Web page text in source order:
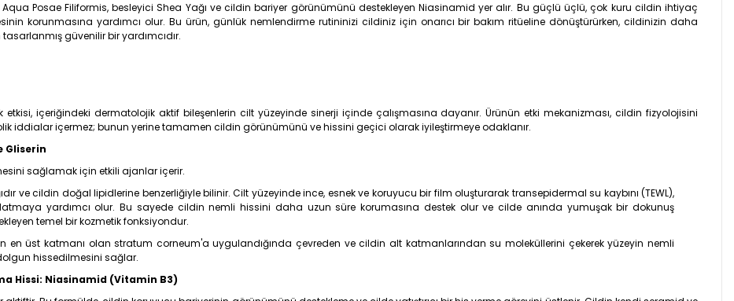
Posae Filiformis, besleyici Shea Yağı ve cildin bariyer görünümünü destekleyen Niasinamid yer alır. Bu güçlü üçlü, çok kuru cildin ihtiyaç
korunmasına yardımcı olur. Bu ürün, günlük nemlendirme rutininizi cildiniz için onarıcı bir bakım ritüeline dönüştürürken, cildinizin daha
güvenilir bir yardımcıdır.
içeriğindeki dermatolojik aktif bileşenlerin cilt yüzeyinde sinerji içinde çalışmasına dayanır. Ürünün etki mekanizması, cildin fizyolojisini
iddialar içermez; bunun yerine tamamen cildin görünümünü ve hissini geçici olarak iyileştirmeye odaklanır.
Gliserin
sağlamak için etkili ajanlar içerir.
ve cildin doğal lipidlerine benzerliğiyle bilinir. Cilt yüzeyinde ince, esnek ve koruyucu bir film oluşturarak transepidermal su kaybını (TEWL),
yardımcı olur. Bu sayede cildin nemli hissini daha uzun süre korumasına destek olur ve cilde anında yumuşak bir dokunuş
temel bir kozmetik fonksiyondur.
en üst katmanı olan stratum corneum'a uygulandığında çevreden ve cildin alt katmanlarından su moleküllerini çekerek yüzeyin nemli
hissedilmesini sağlar.
Hissi: Niasinamid (Vitamin B3)